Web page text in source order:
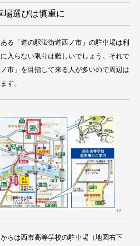
場選びは慎重に
る「道の駅蛍街道西ノ市」の駐車場は利
入らない限りは難しいでしょう。それで
市」を目指して来る人が多いので周辺は
す。
らは西市高等学校の駐車場（地図右下